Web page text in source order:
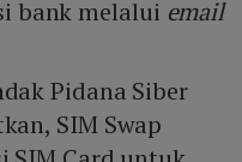
bank melalui email
Pidana Siber
SIM Swap